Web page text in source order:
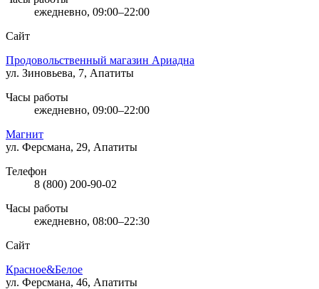
ежедневно, 09:00–22:00
Сайт
Продовольственный магазин Ариадна
ул. Зиновьева, 7, Апатиты
Часы работы
ежедневно, 09:00–22:00
Магнит
ул. Ферсмана, 29, Апатиты
Телефон
8 (800) 200-90-02
Часы работы
ежедневно, 08:00–22:30
Сайт
Красное&Белое
ул. Ферсмана, 46, Апатиты